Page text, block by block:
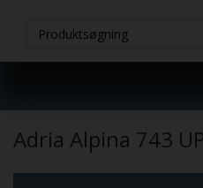
Adria Alpina 743